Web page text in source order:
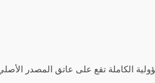
الكاملة تقع على عاتق المصدر